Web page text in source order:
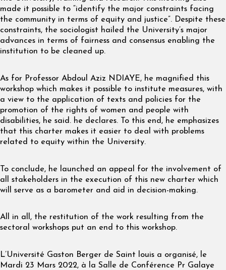
made it possible to “identify the major constraints facing
the community in terms of equity and justice”. Despite these
constraints, the sociologist hailed the University’s major
advances in terms of fairness and consensus enabling the
institution to be cleaned up.
As for Professor Abdoul Aziz NDIAYE, he magnified this
workshop which makes it possible to institute measures, with
a view to the application of texts and policies for the
promotion of the rights of women and people with
disabilities, he said. he declares. To this end, he emphasizes
that this charter makes it easier to deal with problems
related to equity within the University.
To conclude, he launched an appeal for the involvement of
all stakeholders in the execution of this new charter which
will serve as a barometer and aid in decision-making.
All in all, the restitution of the work resulting from the
sectoral workshops put an end to this workshop.
L’Université Gaston Berger de Saint louis a organisé, le
Mardi 23 Mars 2022, à la Salle de Conférence Pr Galaye